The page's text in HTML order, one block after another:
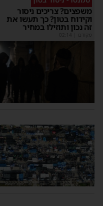
משפצים? צריכים ניסור
וקידוח בטון? כך תעשו את
זה נכון ותוזילו במחיר
מקודם